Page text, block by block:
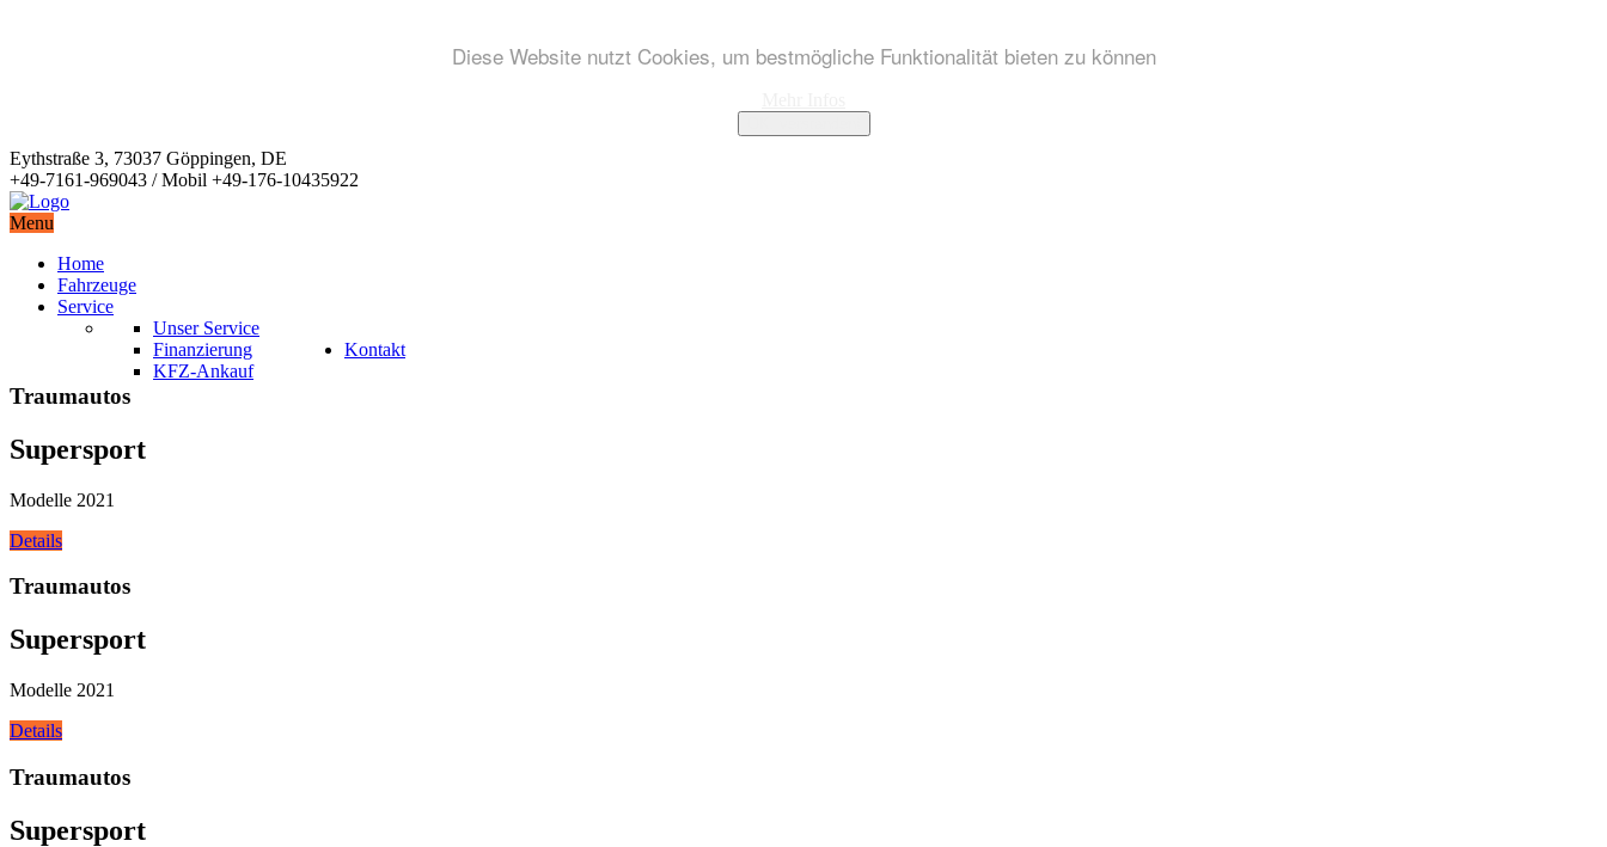
Diese Website nutzt Cookies, um bestmögliche Funktionalität bieten zu können
Eythstraße 3, 73037 Göppingen, DE
+49-7161-969043 / Mobil +49-176-10435922
Menu
Home
Fahrzeuge
Service
Unser Service
Finanzierung
KFZ-Ankauf
Kontakt
Traumautos
Supersport
Modelle 2021
Details
Traumautos
Supersport
Modelle 2021
Details
Traumautos
Supersport